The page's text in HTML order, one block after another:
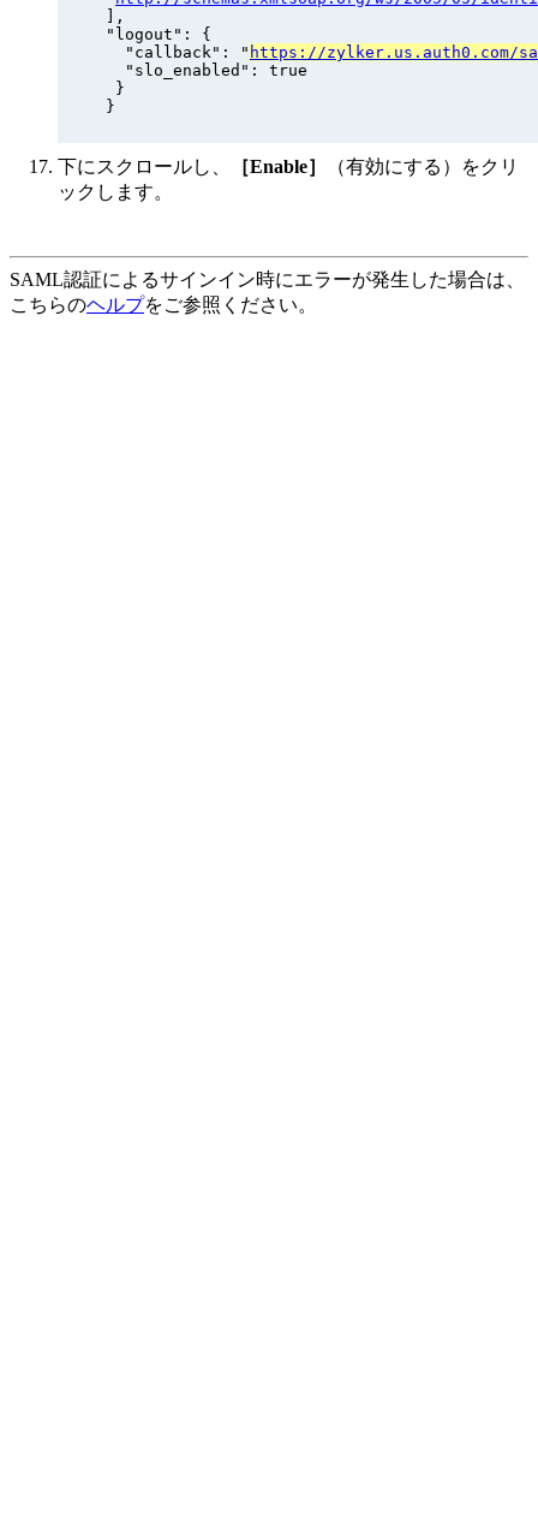
],
"logout": {
  "callback": "
https://zylker.us.auth0.com/
  "slo_enabled": true
}
}
下にスクロールし、 ［Enable］
（有効にする）をクリ
ックします。
SAML認証によるサインイン時にエラーが発生した場合は、
こちらのヘルプをご参照ください。